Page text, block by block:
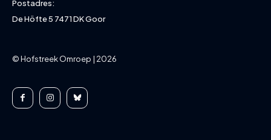
Postadres:
De Höfte 5 7471 DK Goor
© Hofstreek Omroep | 2026